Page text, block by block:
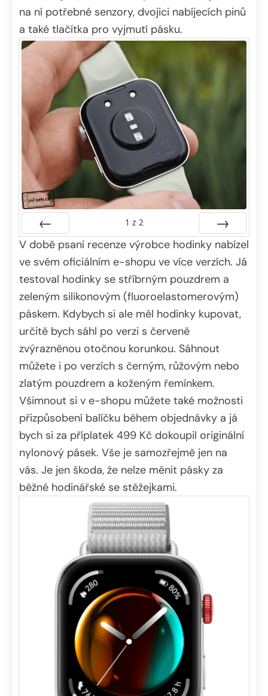
na ní potřebné senzory, dvojici nabíjecích pinů
a také tlačítka pro vyjmutí pásku.
Předchozí
1 z 2
Další
V době psaní recenze výrobce hodinky nabízel
ve svém oficiálním e-shopu ve více verzích. Já
testoval hodinky se stříbrným pouzdrem a
zeleným silikonovým (fluoroelastomerovým)
páskem. Kdybych si ale měl hodinky kupovat,
určitě bych sáhl po verzi s červeně
zvýrazněnou otočnou korunkou. Sáhnout
můžete i po verzích s černým, růžovým nebo
zlatým pouzdrem a koženým řemínkem.
Všimnout si v e-shopu můžete také možnosti
přizpůsobení balíčku během objednávky a já
bych si za příplatek 499 Kč dokoupil originální
nylonový pásek. Vše je samozřejmě jen na
vás. Je jen škoda, že nelze měnit pásky za
běžné hodinářské se stěžejkami.